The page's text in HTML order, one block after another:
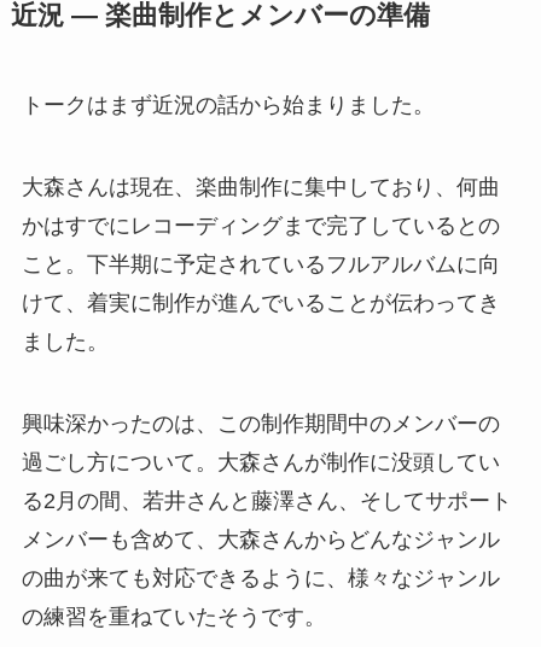
近況 — 楽曲制作とメンバーの準備
トークはまず近況の話から始まりました。
大森さんは現在、楽曲制作に集中しており、何曲
かはすでにレコーディングまで完了しているとの
こと。下半期に予定されているフルアルバムに向
けて、着実に制作が進んでいることが伝わってき
ました。
興味深かったのは、この制作期間中のメンバーの
過ごし方について。大森さんが制作に没頭してい
る2月の間、若井さんと藤澤さん、そしてサポート
メンバーも含めて、大森さんからどんなジャンル
の曲が来ても対応できるように、様々なジャンル
の練習を重ねていたそうです。